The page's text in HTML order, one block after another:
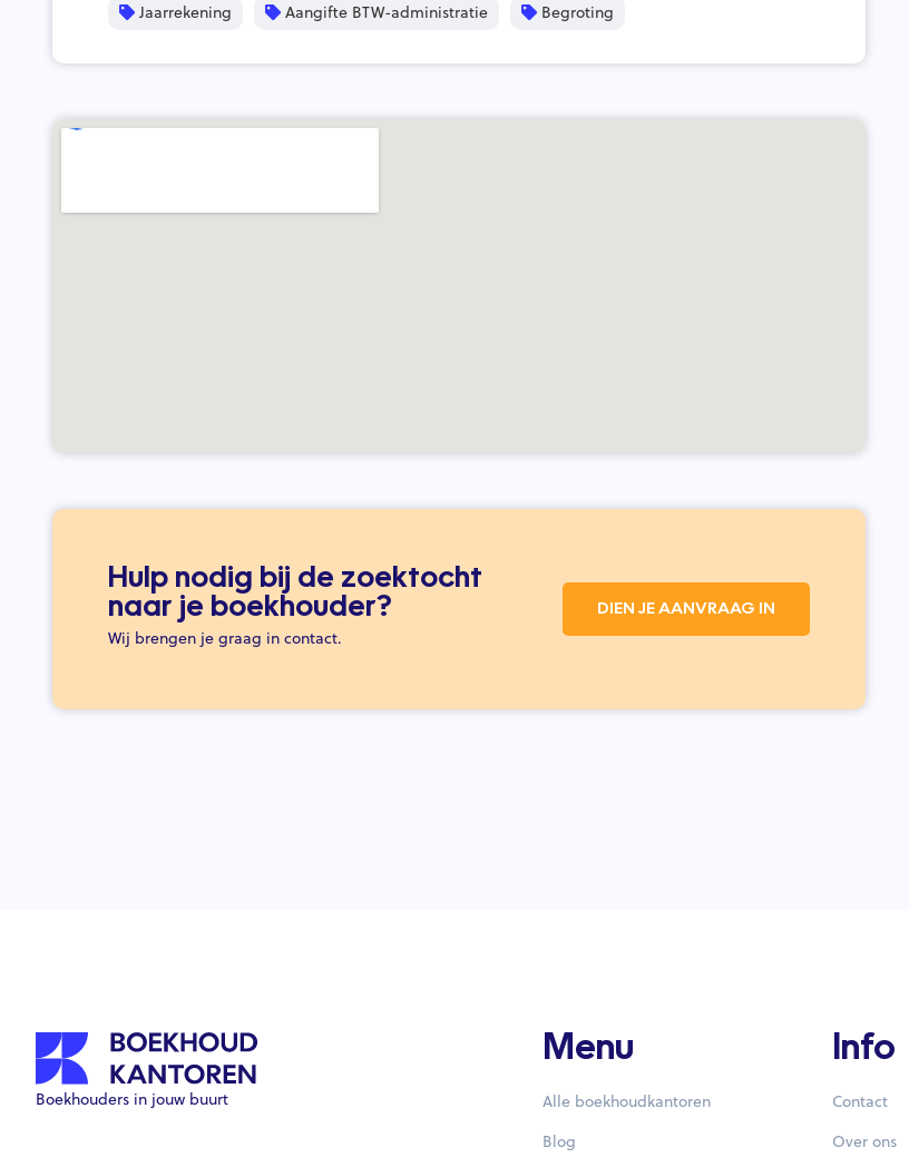
Jaarrekening
Aangifte BTW-administratie Begroting
Hulp nodig bij de zoektocht
naar je boekhouder?
Wij brengen je graag in contact.
DIEN JE AANVRAAG IN
Boekhouders in jouw buurt
Menu
Alle boekhoudkantoren
Blog
Info
Contact
Over ons